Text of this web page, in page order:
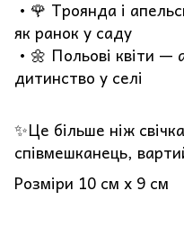
• 🌹 Троянда і
як ранок у саду
• 🌼 Польові квіти —
дитинство у селі
✨Це більше ніж
співмешканець,
Розміри 10 см х 9 см